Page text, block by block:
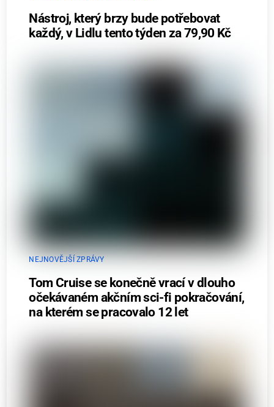
Nástroj, který brzy bude potřebovat
každý, v Lidlu tento týden za 79,90 Kč
NEJNOVĚJŠÍ ZPRÁVY
Tom Cruise se konečně vrací v dlouho
očekávaném akčním sci-fi pokračování,
na kterém se pracovalo 12 let